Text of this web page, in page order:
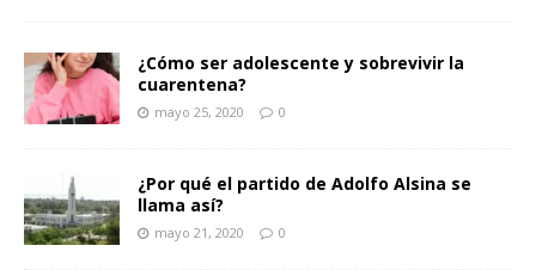
¿Cómo ser adolescente y sobrevivir la
cuarentena?
mayo 25, 2020 0
¿Por qué el partido de Adolfo Alsina se
llama así?
mayo 21, 2020 0